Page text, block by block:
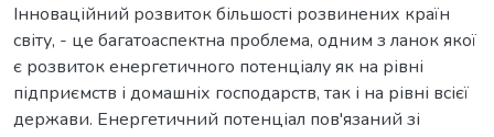
Інноваційний розвиток більшості розвинених країн
світу, - це багатоаспектна проблема, одним з ланок якої
є розвиток енергетичного потенціалу як на рівні
підприємств і домашніх господарств, так і на рівні всієї
держави. Енергетичний потенціал пов'язаний зі